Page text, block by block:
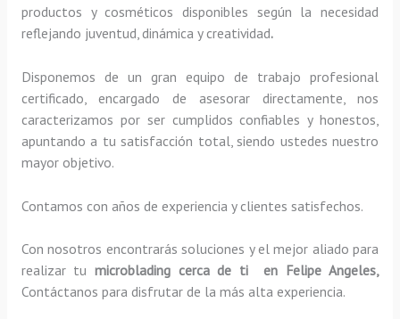
productos y cosméticos disponibles según la necesidad
reflejando juventud, dinámica y creatividad.
Disponemos de un gran equipo de trabajo profesional
certificado, encargado de asesorar directamente, nos
caracterizamos por ser cumplidos confiables y honestos,
apuntando a tu satisfacción total, siendo ustedes nuestro
mayor objetivo.
Contamos con años de experiencia y clientes satisfechos.
Con nosotros encontrarás soluciones y el mejor aliado para
realizar tumicroblading cerca de ti en Felipe Angeles,
Contáctanos para disfrutar de la más alta experiencia.